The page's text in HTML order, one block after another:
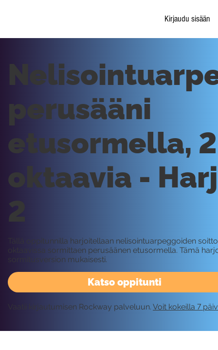
Kirjaudu sisään
Katso oppitunti
perusääni
etusormella, 2
oktaavia -
2
Tällä oppitunnilla harjoitellaan nelisointuarpeggoiden
oktaavissa sormittaen perusäänen etusormella. Tämä
sormitusversion mukaisesti.
Vaatii kirjautumisen Rockway palveluun. Voit kokeilla 7